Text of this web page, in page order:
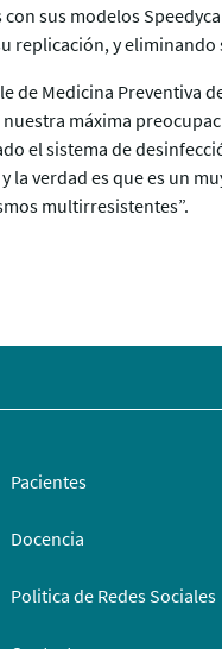
sus modelos
replicación, y eliminando
de Medicina Preventiva
máxima
el sistema de
la verdad es que es un
multirresistentes”.
Pacientes
Docencia
Politica de Redes Sociales